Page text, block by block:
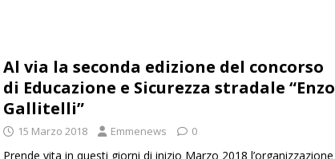
Al via la seconda edizione del concorso
di Educazione e Sicurezza stradale “Enzo
Gallitelli”
15 Marzo 2018 Emmenews 0
Prende vita in questi giorni di inizio Marzo 2018 l’organizzazione